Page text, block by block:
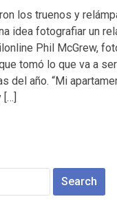
los truenos y
idea fotografiar un
Phil McGrew,
tomó lo que va a
del año. “Mi
[…]